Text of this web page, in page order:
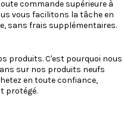
commande supérieure à
vous facilitons la tâche en
sans frais supplémentaires.
produits. C'est pourquoi nous
sur nos produits neufs
en toute confiance,
protégé.